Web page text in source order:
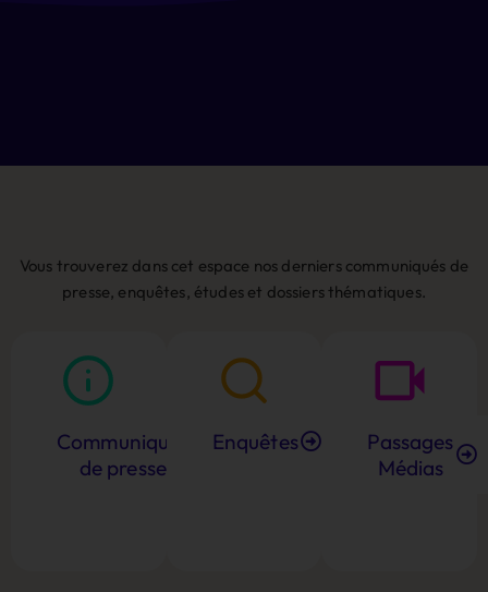
Vous trouverez dans cet espace nos derniers communiqués de
presse, enquêtes, études et dossiers thématiques.
Communiqués
de presse
Enquêtes
Passages
Médias